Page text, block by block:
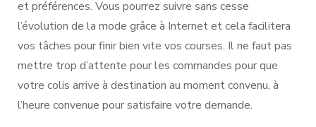
et préférences. Vous pourrez suivre sans cesse
l’évolution de la mode grâce à Internet et cela facilitera
vos tâches pour finir bien vite vos courses. Il ne faut pas
mettre trop d’attente pour les commandes pour que
votre colis arrive à destination au moment convenu, à
l’heure convenue pour satisfaire votre demande.